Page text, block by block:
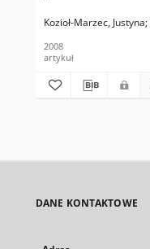
Kozioł-Marzec, Justyna
2008
artykuł
DANE KONTAKTOWE